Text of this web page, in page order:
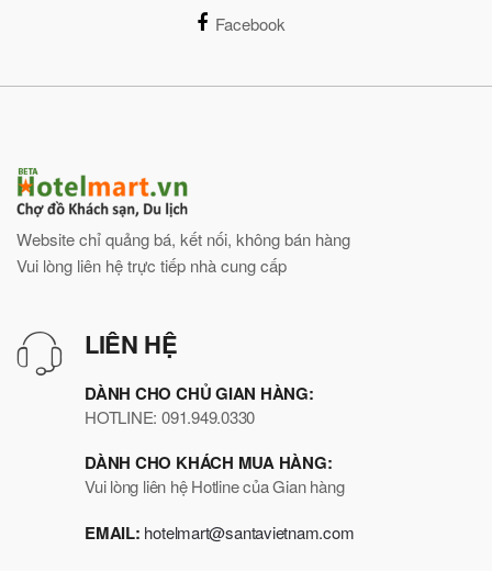
Facebook
Website chỉ quảng bá, kết nối, không bán hàng
Vui lòng liên hệ trực tiếp nhà cung cấp
LIÊN HỆ
DÀNH CHO CHỦ GIAN HÀNG:
HOTLINE: 091.949.0330
DÀNH CHO KHÁCH MUA HÀNG:
Vui lòng liên hệ Hotline của Gian hàng
EMAIL: hotelmart@santavietnam.com